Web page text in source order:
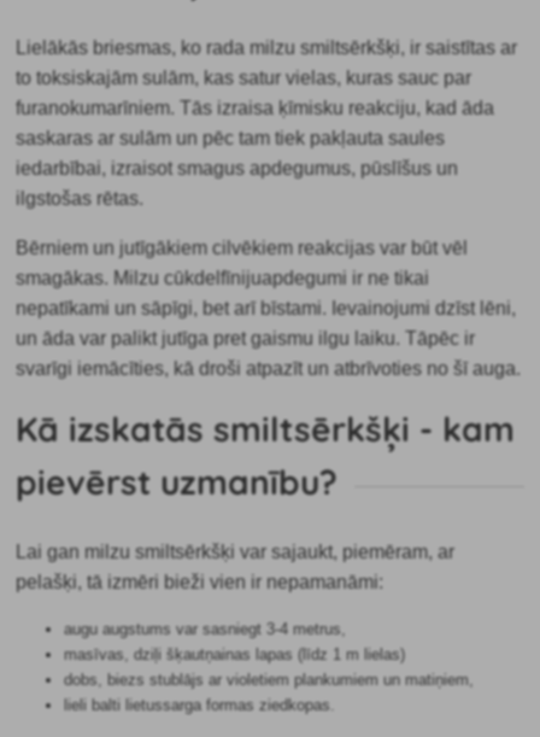
Lielākās briesmas, ko radamilzu smiltsērkšķi, ir saistītas ar
to toksiskajām sulām, kas satur vielas, kuras sauc par
furanokumarīniem. Tās izraisa ķīmisku reakciju, kad āda
saskaras ar sulām un pēc tam tiek pakļauta saules
iedarbībai, izraisot smagus apdegumus, pūslīšus un
ilgstošas rētas.
Bērniem un jutīgākiem cilvēkiem reakcijas var būt vēl
smagākas. Milzu cūkdelfīnijuapdegumi ir ne tikai
nepatīkami un sāpīgi, bet arī bīstami. Ievainojumi dzīst lēni,
un āda var palikt jutīga pret gaismu ilgu laiku. Tāpēc ir
svarīgi iemācīties, kā droši atpazīt un atbrīvoties no šī auga.
Kā izskatās smiltsērkšķi - kam
pievērst uzmanību?
Lai gan milzu smiltsērkšķi var sajaukt, piemēram, ar
pelašķi, tā izmēri bieži vien ir nepamanāmi:
augu augstums var sasniegt 3-4 metrus,
masīvas, dziļi šķautņainas lapas (līdz 1 m lielas)
dobs, biezs stublājs ar violetiem plankumiem un matiņiem,
lieli balti lietussarga formas ziedkopas.